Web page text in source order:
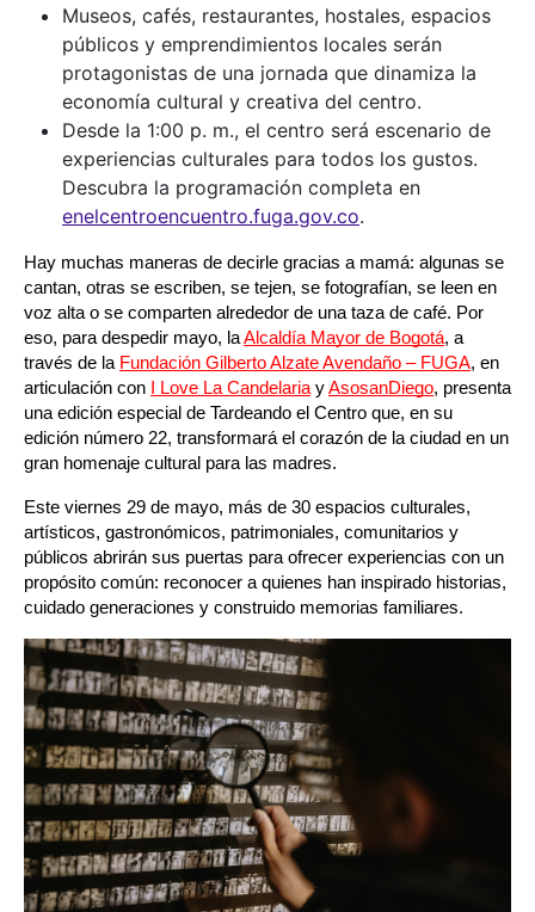
Museos, cafés, restaurantes, hostales, espacios
públicos y emprendimientos locales serán
protagonistas de una jornada que dinamiza la
economía cultural y creativa del centro.
Desde la 1:00 p. m., el centro será escenario de
experiencias culturales para todos los gustos.
Descubra la programación completa en
enelcentroencuentro.fuga.gov.co.
Hay muchas maneras de decirle gracias a mamá: algunas se
cantan, otras se escriben, se tejen, se fotografían, se leen en
voz alta o se comparten alrededor de una taza de café. Por
eso, para despedir mayo, laAlcaldía Mayor de Bogotá, a
través de la Fundación Gilberto Alzate Avendaño – FUGA, en
articulación con
I Love La Candelaria y AsosanDiego, presenta
una edición especial de Tardeando el Centro que, en su
edición número 22, transformará el corazón de la ciudad en un
gran homenaje cultural para las madres.
Este viernes 29 de mayo, más de 30 espacios culturales,
artísticos, gastronómicos, patrimoniales, comunitarios y
públicos abrirán sus puertas para ofrecer experiencias con un
propósito común: reconocer a quienes han inspirado historias,
cuidado generaciones y construido memorias familiares.